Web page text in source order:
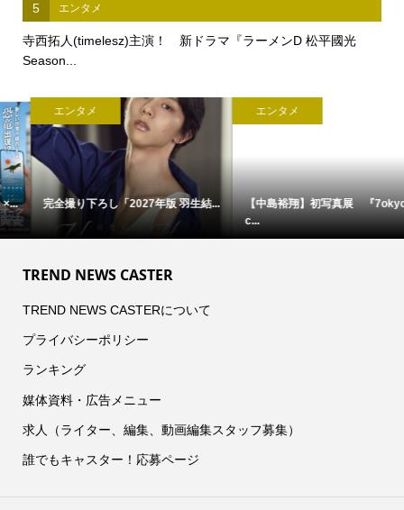
5 エンタメ
寺西拓人(timelesz)主演！ 新ドラマ『ラーメンD 松平國光
Season...
エンタメ
完全撮り下ろし「2027年版 羽生結...
エンタメ
【中島裕翔】初写真展 『7okyo
TREND NEWS CASTER
TREND NEWS CASTERについて
プライバシーポリシー
ランキング
媒体資料・広告メニュー
求人（ライター、編集、動画編集スタッフ募集）
誰でもキャスター！応募ページ